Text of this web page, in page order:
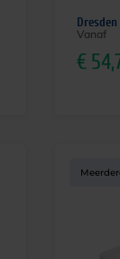
Vanaf
€